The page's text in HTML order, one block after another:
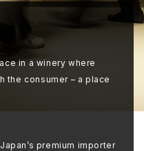
in a winery where
the consumer – a place
premium importer